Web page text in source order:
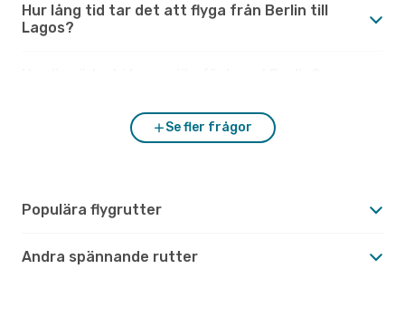
Hur lång tid tar det att flyga från Berlin till
Lagos?
Se fler frågor
Populära flygrutter
Andra spännande rutter